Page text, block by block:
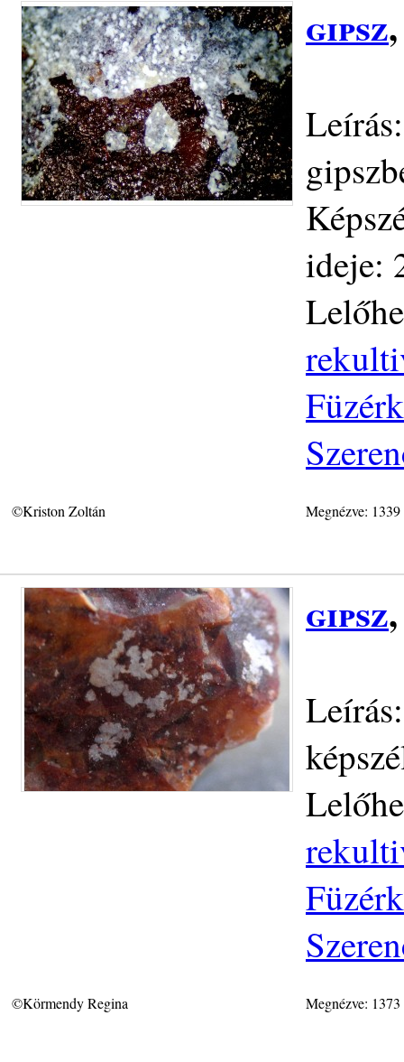
gipsz
ideje:
©Kriston Zoltán Megnézve:
gipsz
©Körmendy Regina Megnézve: